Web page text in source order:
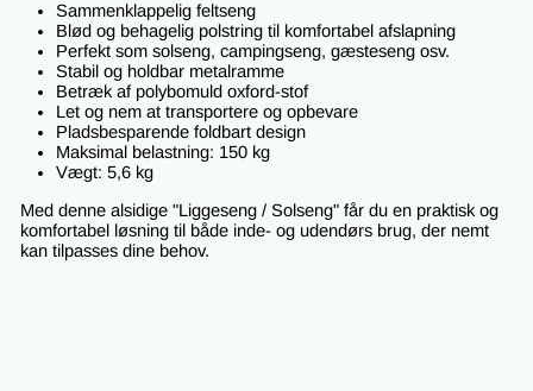
Sammenklappelig feltseng
Blød og behagelig polstring til komfortabel afslapning
Perfekt som solseng, campingseng, gæsteseng osv.
Stabil og holdbar metalramme
Betræk af polybomuld oxford-stof
Let og nem at transportere og opbevare
Pladsbesparende foldbart design
Maksimal belastning: 150 kg
Vægt: 5,6 kg
Med denne alsidige "Liggeseng / Solseng" får du en praktisk og
komfortabel løsning til både inde- og udendørs brug, der nemt
kan tilpasses dine behov.